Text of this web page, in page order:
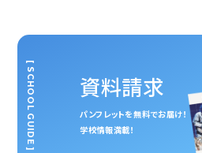
資料請求
パンフレットを無料でお届け！
学校情報満載！
[ SCHOOL GUIDE ]